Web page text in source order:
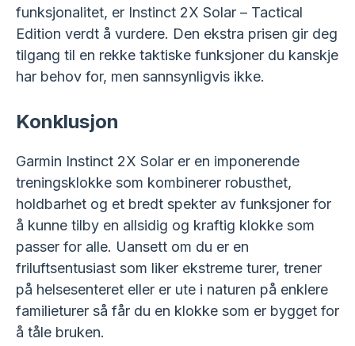
funksjonalitet, er Instinct 2X Solar – Tactical
Edition verdt å vurdere. Den ekstra prisen gir deg
tilgang til en rekke taktiske funksjoner du kanskje
har behov for, men sannsynligvis ikke.
Konklusjon
Garmin Instinct 2X Solar er en imponerende
treningsklokke som kombinerer robusthet,
holdbarhet og et bredt spekter av funksjoner for
å kunne tilby en allsidig og kraftig klokke som
passer for alle. Uansett om du er en
friluftsentusiast som liker ekstreme turer, trener
på helsesenteret eller er ute i naturen på enklere
familieturer så får du en klokke som er bygget for
å tåle bruken.